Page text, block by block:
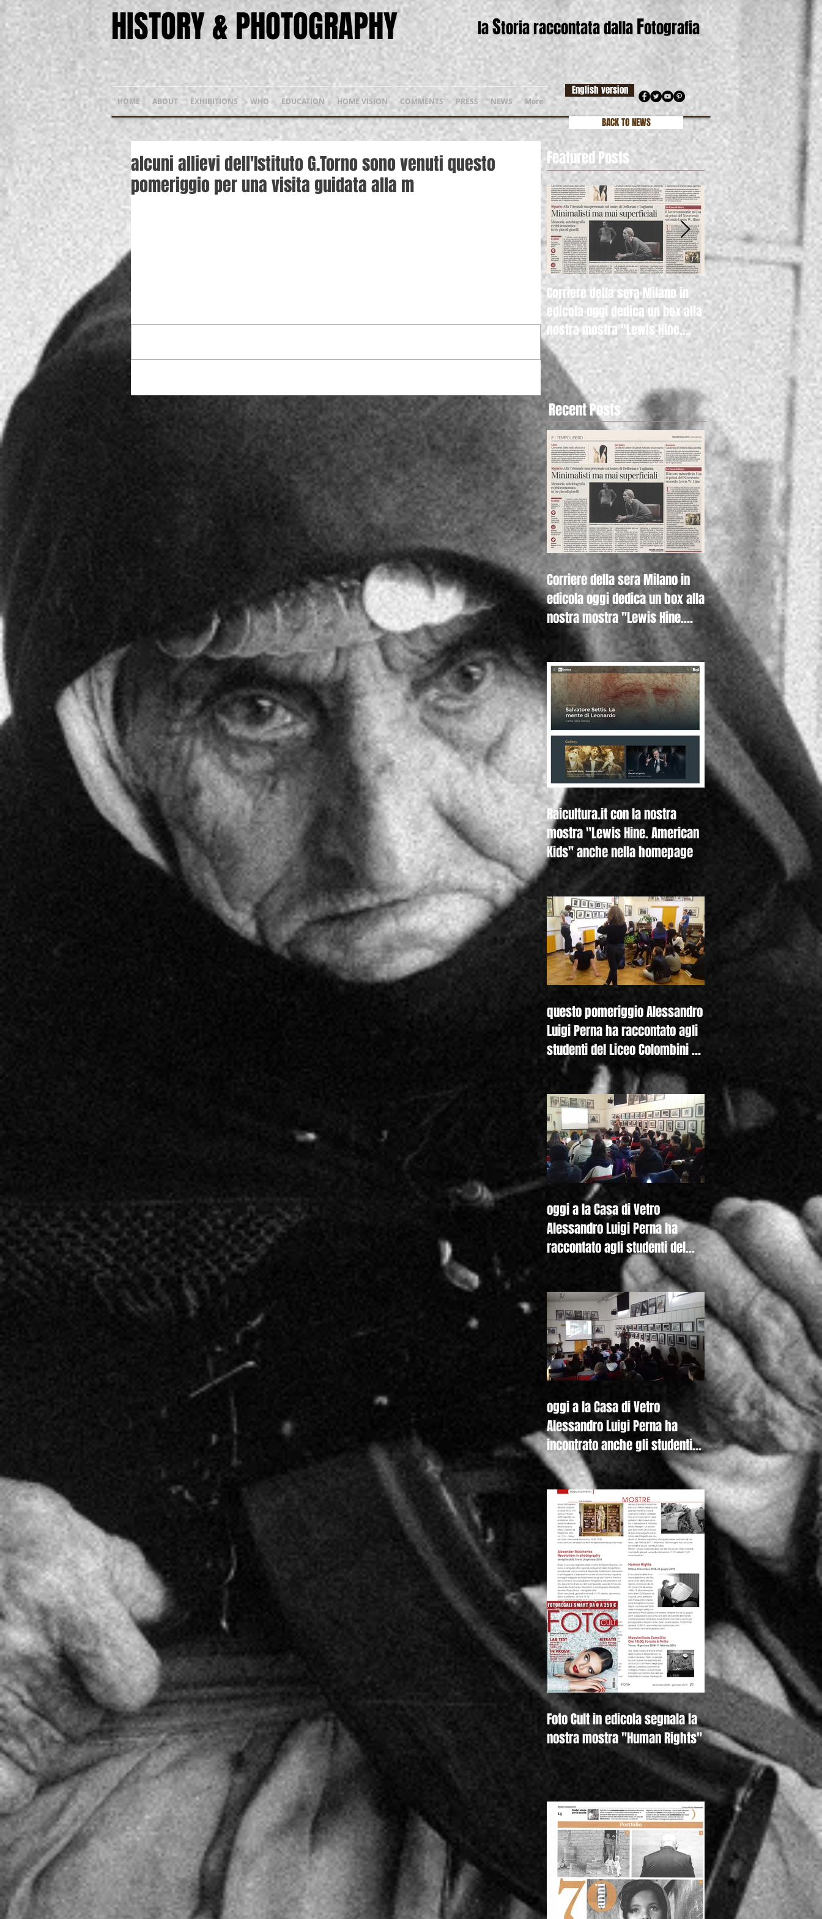
HISTORY & PHOTOGRAPHY laStoria raccontata dallaFotografia
HOME ABOUT EXHIBITIONS WHO EDUCATION HOME VISION COMMENTS PRESS NEWS More
English version
BACK TO NEWS
alcuni allievi dell'Istituto G.Torno sono venuti questo
pomeriggio per una visita guidata alla m
Featured Posts
Corriere della sera Milano in
edicola oggi dedica un box alla
nostra mostra "Lewis Hine.
Americ
Raicultura.it con la
mostra "Lewis Hine.
Kids" anche nella
Recent Posts
Corriere della sera Milano in
edicola oggi dedica un box alla
nostra mostra "Lewis Hine.
Americ
Raicultura.it con la nostra
mostra "Lewis Hine. American
Kids" anche nella homepage
questo pomeriggio Alessandro
Luigi Perna ha raccontato agli
studenti del Liceo Colombini di
Piacenza
oggi a la Casa di Vetro
Alessandro Luigi Perna ha
raccontato agli studenti del
Liceo De Nicola di Se
oggi a la Casa di Vetro
Alessandro Luigi Perna ha
incontrato anche gli studenti
della Canadian Inter
Foto Cult in edicola segnala la
nostra mostra "Human Rights"